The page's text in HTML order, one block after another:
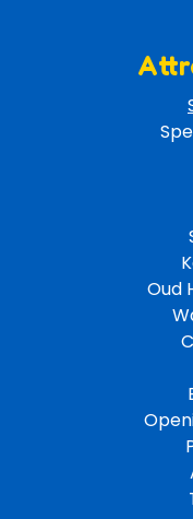
Oud